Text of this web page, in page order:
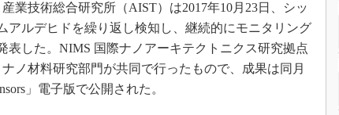
AUTOMOTIVE WORLD
産業オープンネット展
無償設計ツール
3Dプリンタ
デジタルツインとCAE
S＆OP
業技術総合研究所（AIST）は2017年10月23日、シッ
アルデヒドを繰り返し検知し、継続的にモニタリング
表した。NIMS 国際ナノアーキテクトニクス研究拠点
ノ材料研究部門が共同で行ったもので、成果は同月
」電子版で公開された。